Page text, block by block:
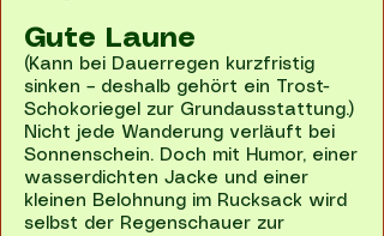
Gute Laune
(Kann bei Dauerregen kurzfristig
sinken – deshalb gehört ein Trost-
Schokoriegel zur Grundausstattung.)
Nicht jede Wanderung verläuft bei
Sonnenschein. Doch mit Humor, einer
wasserdichten Jacke und einer
kleinen Belohnung im Rucksack wird
selbst der Regenschauer zur